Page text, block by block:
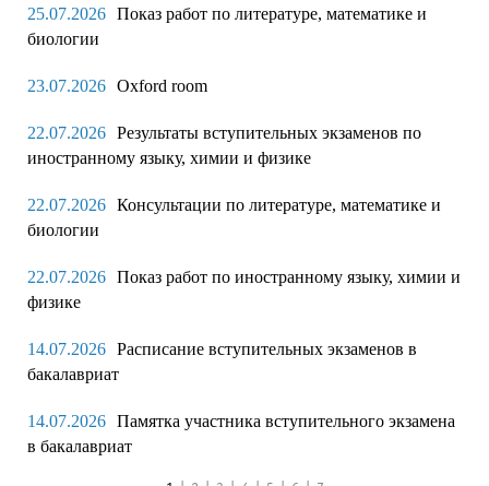
25.07.2026 Показ работ по литературе, математике и
биологии
23.07.2026 Oxford room
22.07.2026 Результаты вступительных экзаменов по
иностранному языку, химии и физике
22.07.2026 Консультации по литературе, математике и
биологии
22.07.2026 Показ работ по иностранному языку, химии и
физике
14.07.2026 Расписание вступительных экзаменов в
бакалавриат
14.07.2026 Памятка участника вступительного экзамена
в бакалавриат